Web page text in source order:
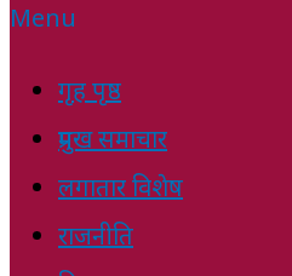
Menu
गृह पृष्ठ
प्रमुख समाचार
लगातार विशेष
राजनीति